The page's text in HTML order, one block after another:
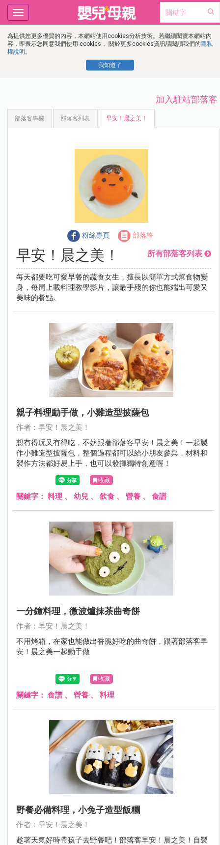
為提供您更多優質的內容，本網站使用cookies分析技術。若繼續閱覽本網站內
容，即表示您同意我們使用 cookies， 關於更多cookies資訊請閱讀我們的隱私
權說明 。
我知道了
Toggle
navigation
加入駐站部落客
部落客專欄 部落客列表 早安！晨之美！
粉絲專頁 部落格
早安！晨之美！ 所有部落客列表
每天都要吃可愛早餐的蔬食女生，擅長以簡單方式幫食物變
身，每周上載料理教學影片，讓最手殘的你也能端出可愛又
美味的餐點。
親子料理動手做，小雞造型披薩包
作者：早安！晨之美！
想有得玩又有得吃，不妨跟著部落客早安！晨之美！一起製
作小雞造型披薩包，整個過程都可以給小朋友參與，材料和
製作方法都好易上手，也可以發揮獨特創意喔！
收藏
關鍵字： 料理 、 幼兒 、 飲食 、 營養 、 食譜
一分鐘料理，微波爐抹茶曲奇餅
作者：早安！晨之美！
不用烤箱，在家也能做出香脆好吃的曲奇餅，跟著部落客早
安！晨之美一起動手做
收藏
關鍵字： 食譜 、 營養 、 料理
野餐必備料理，小兔子造型飯糰
作者：早安！晨之美！
趁著天氣好時帶孩子去野餐吧！部落客早安！晨之美！自製